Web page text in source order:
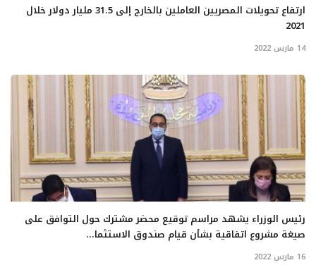
ارتفاع تحويلات المصريين العاملين بالخارج إلى 31.5 مليار دولار خلال
2021
14 مارس 2022
رئيس الوزراء يشهد مراسم توقيع محضر مشترك حول التوافق على
صيغة مشروع اتفاقية بشأن قيام صندوق الاستثما...
16 مارس 2022